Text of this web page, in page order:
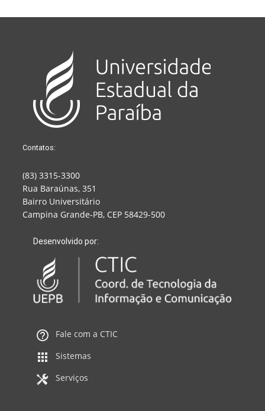
Contatos:
(83) 3315-3300
Rua Baraúnas, 351
Bairro Universitário
Campina Grande-PB, CEP 58429-500
Desenvolvido por:
Fale com a CTIC
Sistemas
Serviços